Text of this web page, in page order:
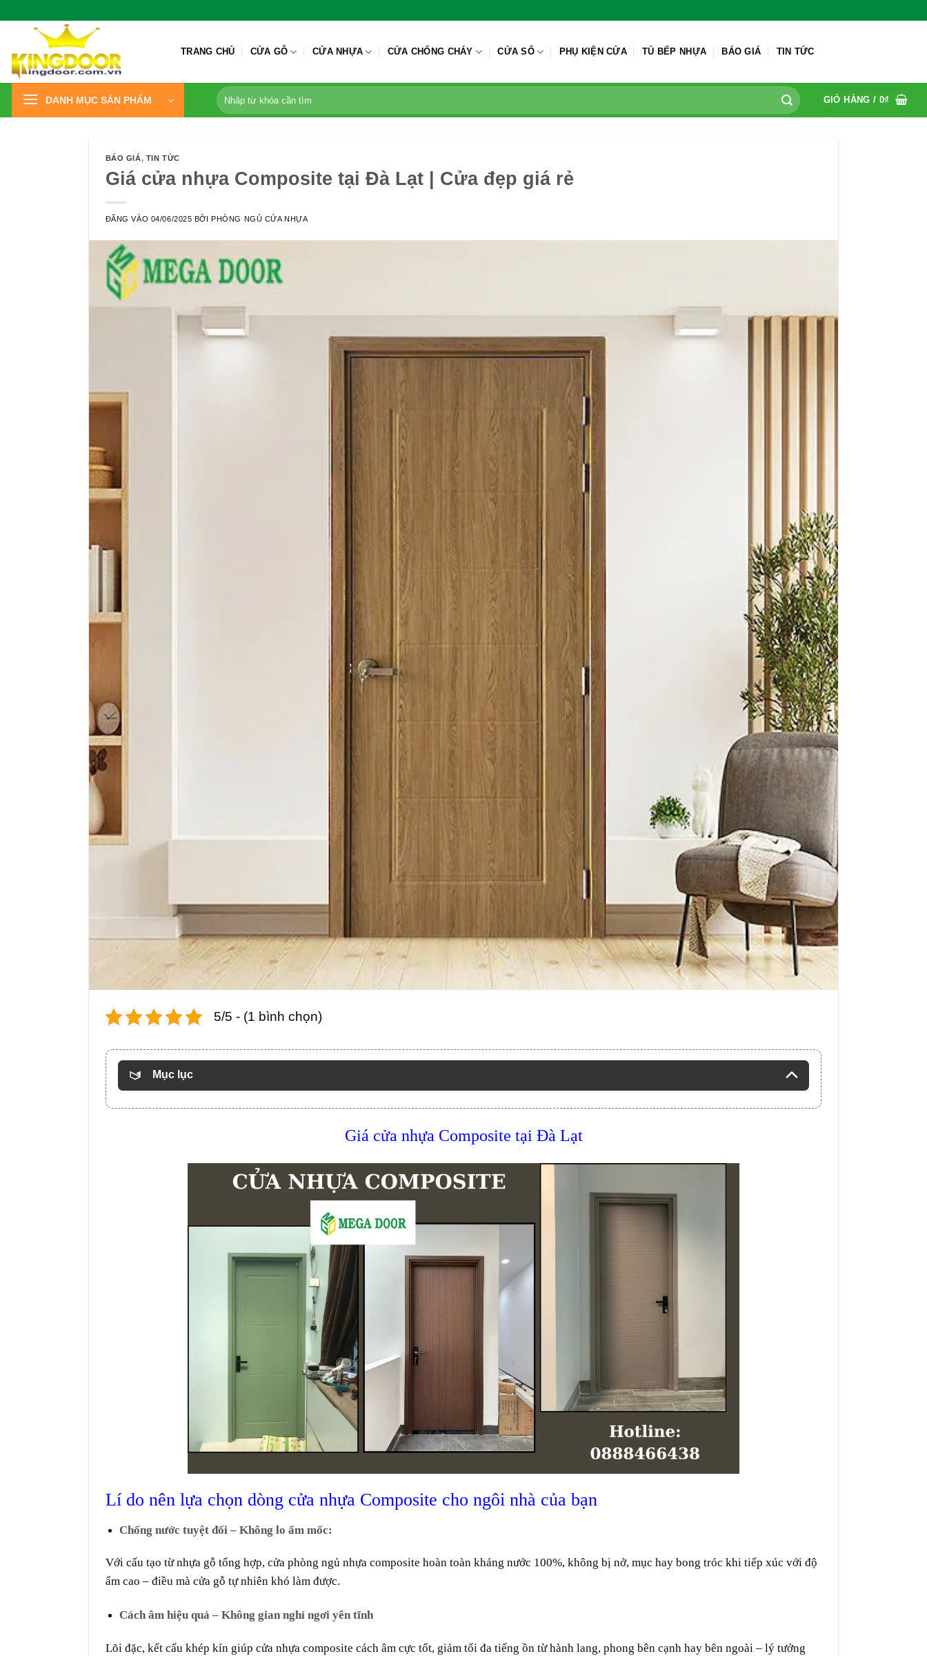
dung
TRANG CHỦ CỬA GỖ CỬA NHỰA CỬA CHỐNG CHÁY CỬA SỔ PHỤ KIỆN CỬA TỦ BẾP NHỰA BÁO GIÁ TIN TỨC
DANH MỤC SẢN PHẨM
Tìm
kiếm:
GIỎ HÀNG / 0₫
BÁO GIÁ, TIN TỨC
Giá cửa nhựa Composite tại Đà Lạt | Cửa đẹp giá rẻ
ĐĂNG VÀO 04/06/2025 BỞIPHÒNG NGỦ CỬA NHỰA
5/5 - (1 bình chọn)
Mục lục
Giá cửa nhựa Composite tại Đà Lạt
Lí do nên lựa chọn dòng cửa nhựa Composite cho ngôi nhà của bạn
Chống nước tuyệt đối – Không lo ẩm mốc:
Với cấu tạo từ nhựa gỗ tổng hợp, cửa phòng ngủ nhựa composite hoàn toàn kháng nước 100%, không bị nở, mục hay bong tróc khi tiếp xúc với độ
ẩm cao – điều mà cửa gỗ tự nhiên khó làm được.
Cách âm hiệu quả – Không gian nghỉ ngơi yên tĩnh
Lõi đặc, kết cấu khép kín giúp cửa nhựa composite cách âm cực tốt, giảm tối đa tiếng ồn từ hành lang, phong bên cạnh hay bên ngoài – lý tưởng